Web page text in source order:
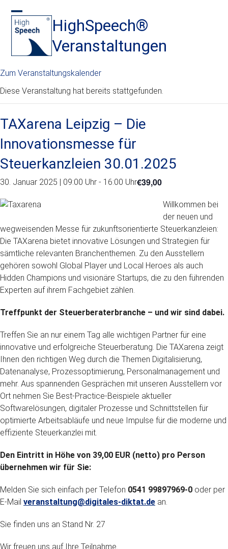
content
Open
mobile
menu
Close
mobile
menu
HighSpeech®
Veranstaltungen
Zum Veranstaltungskalender
Diese Veranstaltung hat bereits stattgefunden.
TAXarena Leipzig – Die
Innovationsmesse für
Steuerkanzleien 30.01.2025
30. Januar 2025 | 09:00 Uhr - 16:00 Uhr€39,00
Willkommen bei
der neuen und
wegweisenden Messe für zukunftsorientierte Steuerkanzleien:
Die TAXarena bietet innovative Lösungen und Strategien für
sämtliche relevanten Branchenthemen. Zu den Ausstellern
gehören sowohl Global Player und Local Heroes als auch
Hidden Champions und visionäre Startups, die zu den führenden
Experten auf ihrem Fachgebiet zählen.
Treffpunkt der Steuerberaterbranche – und wir sind dabei.
Treffen Sie an nur einem Tag alle wichtigen Partner für eine
innovative und erfolgreiche Steuerberatung. Die TAXarena zeigt
Ihnen den richtigen Weg durch die Themen Digitalisierung,
Datenanalyse, Prozessoptimierung, Personalmanagement und
mehr. Aus spannenden Gesprächen mit unseren Ausstellern vor
Ort nehmen Sie Best-Practice-Beispiele aktueller
Softwarelösungen, digitaler Prozesse und Schnittstellen für
optimierte Arbeitsabläufe und neue Impulse für die moderne und
effiziente Steuerkanzlei mit.
Den Eintritt in Höhe von 39,00 EUR (netto) pro Person
übernehmen wir für Sie:
Melden Sie sich einfach per Telefon 0541 99897969-0 oder per
E-Mail veranstaltung@digitales-diktat.de an.
Sie finden uns an Stand Nr. 27
Wir freuen uns auf Ihre Teilnahme.